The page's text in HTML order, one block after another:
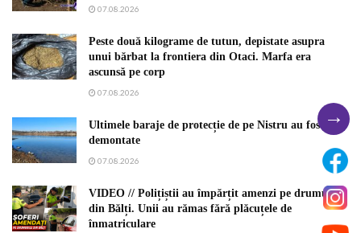
07.08.2026
Peste două kilograme de tutun, depistate asupra
unui bărbat la frontiera din Otaci. Marfa era
ascunsă pe corp
07.08.2026
Ultimele baraje de protecție de pe Nistru au fost
demontate
07.08.2026
VIDEO // Polițiștii au împărțit amenzi pe drumurile
din Bălți. Unii au rămas fără plăcuțele de
înmatriculare
→